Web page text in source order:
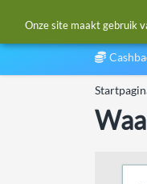
Onze site maakt gebruik